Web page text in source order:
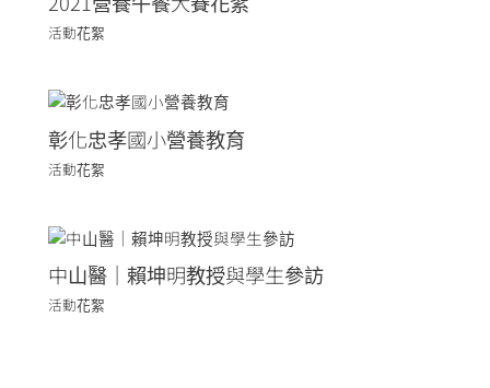
活動花絮
彰化忠孝國小營養教育
活動花絮
中山醫｜賴坤明教授與學生參訪
活動花絮